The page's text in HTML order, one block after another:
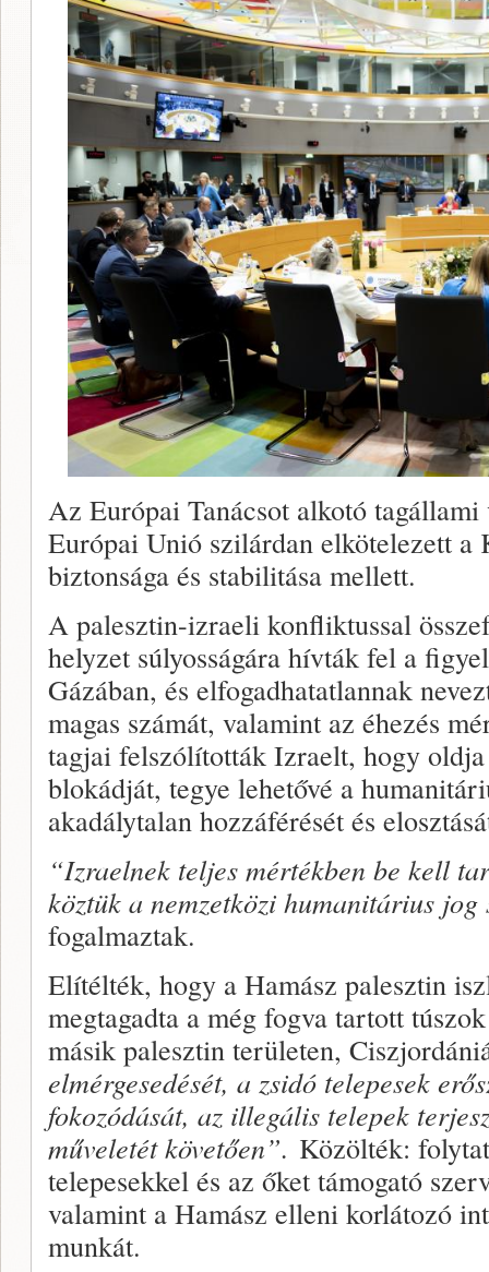
Az Európai Tanácsot alkotó
Európai Unió szilárdan elkötelezett a
biztonsága és stabilitása mellett.
A palesztin-izraeli konfliktussal
helyzet súlyosságára hívták fel a
Gázában, és elfogadhatatlannak
magas számát, valamint az éhezés
tagjai felszólították Izraelt, hogy
blokádját, tegye lehetővé a
akadálytalan hozzáférését és
“Izraelnek teljes mértékben be kell
köztük a nemzetközi humanitárius
fogalmaztak.
Elítélték, hogy a Hamász palesztin
megtagadta a még fogva tartott
másik palesztin területen,
elmérgesedését, a zsidó telepesek
fokozódását, az illegális telepek
műveletét követően”. Közölték:
telepesekkel és az őket támogató
valamint a Hamász elleni korlátozó
munkát.